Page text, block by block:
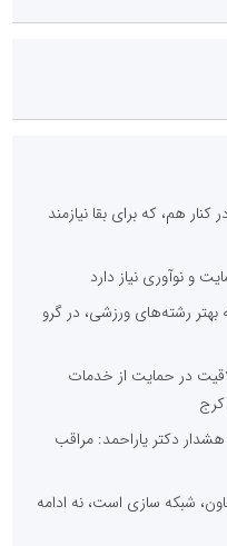
هم، که برای بقا نیازمند
و نوآوری نیاز دارد
رشته‌های ورزشی، در گرو
در حمایت از خدمات
کرج
دکتر یاراحمد: مراقب
شبکه سازی است، نه ادامه